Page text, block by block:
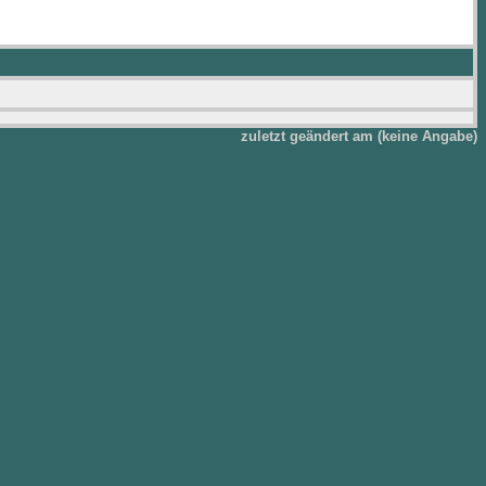
zuletzt geändert am (keine Angabe)